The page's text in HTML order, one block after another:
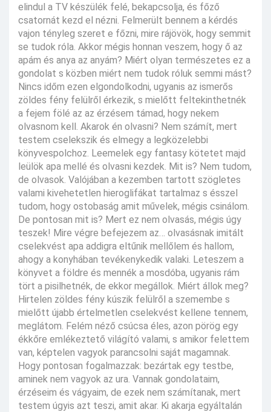
elindul a TV készülék felé, bekapcsolja, és főző
csatornát kezd el nézni. Felmerült bennem a kérdés
vajon tényleg szeret e főzni, mire rájövök, hogy semmit
se tudok róla. Akkor mégis honnan veszem, hogy ő az
apám és anya az anyám? Miért olyan természetes ez a
gondolat s közben miért nem tudok róluk semmi mást?
Nincs időm ezen elgondolkodni, ugyanis az ismerős
zöldes fény felülről érkezik, s mielőtt feltekinthetnék
a fejem fölé az az érzésem támad, hogy nekem
olvasnom kell. Akarok én olvasni? Nem számít, mert
testem cselekszik és elmegy a legközelebbi
könyvespolchoz. Leemelek egy fantasy kötetet majd
leülök apa mellé és olvasni kezdek. Mit is? Nem tudom,
de olvasok. Valójában a kezemben tartott szögletes
valami kivehetetlen hieroglifákat tartalmaz s ésszel
tudom, hogy ostobaság amit művelek, mégis csinálom.
De pontosan mit is? Mert ez nem olvasás, mégis úgy
teszek! Mire végre befejezem az… olvasásnak imitált
cselekvést apa addigra eltűnik mellőlem és hallom,
ahogy a konyhában tevékenykedik valaki. Leteszem a
könyvet a földre és mennék a mosdóba, ugyanis rám
tört a pisilhetnék, de ekkor megállok. Miért állok meg?
Hirtelen zöldes fény kúszik felülről a szemembe s
mielőtt újabb értelmetlen cselekvést kellene tennem,
meglátom. Felém néző csúcsa éles, azon pörög egy
ékkőre emlékeztető világító valami, s amikor felettem
van, képtelen vagyok parancsolni saját magamnak.
Hogy pontosan fogalmazzak: bezártak egy testbe,
aminek nem vagyok az ura. Vannak gondolataim,
érzéseim és vágyaim, de ezek nem számítanak, mert
testem úgyis azt teszi, amit akar. Ki akarja egyáltalán